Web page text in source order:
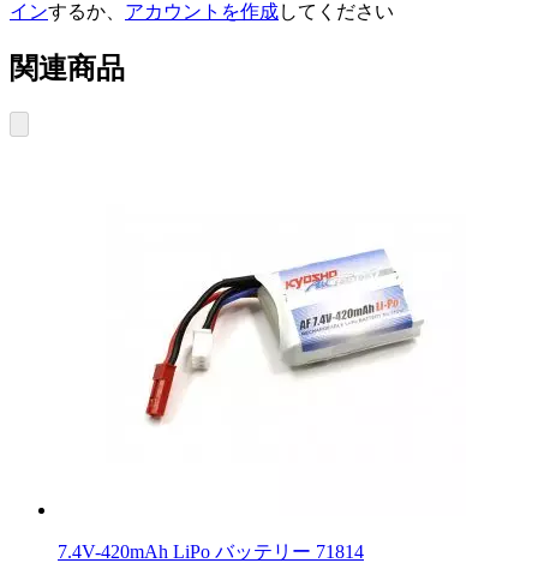
インするか、 アカウントを作成してください
関連商品
7.4V-420mAh LiPo バッテリー 71814